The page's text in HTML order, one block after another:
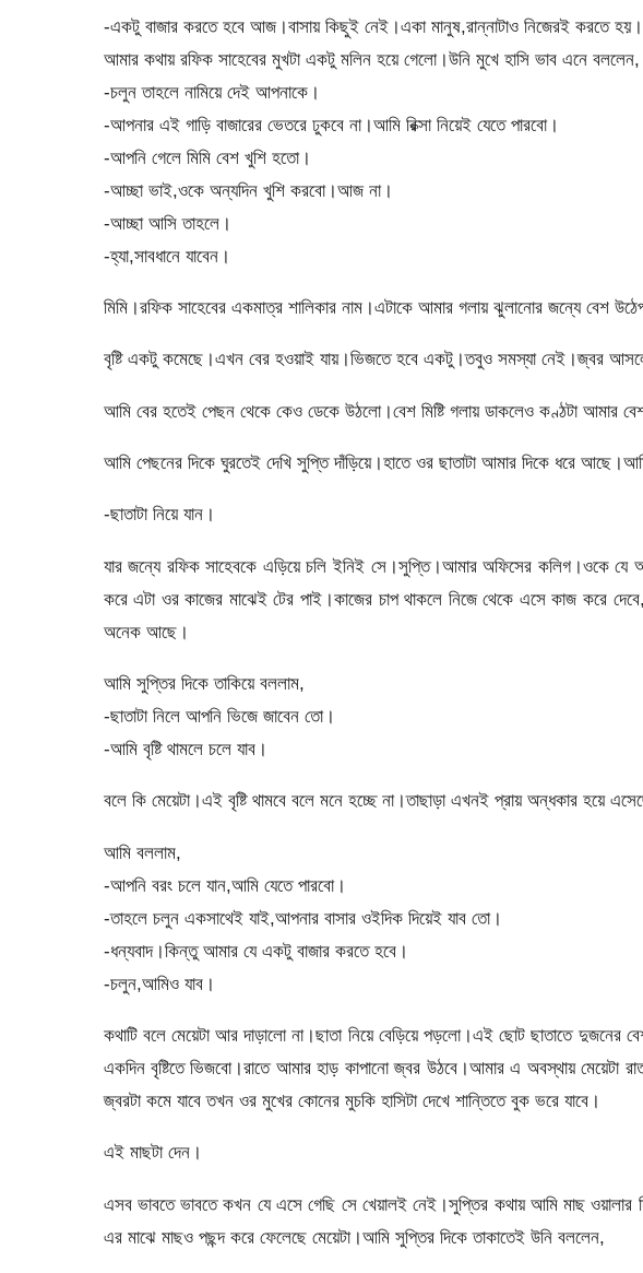
-একটু বাজার করতে হবে আজ।বাসায় কিছুই নেই।একা মানুষ,রান্নাটাও নিজেরই করতে হয়।
আমার কথায় রফিক সাহেবের মুখটা একটু মলিন হয়ে গেলো।উনি মুখে হাসি ভাব এনে বললেন,
-চলুন তাহলে নামিয়ে দেই আপনাকে।
-আপনার এই গাড়ি বাজারের ভেতরে ঢুকবে না।আমি রিক্সা নিয়েই যেতে পারবো।
-আপনি গেলে মিমি বেশ খুশি হতো।
-আচ্ছা ভাই,ওকে অন্যদিন খুশি করবো।আজ না।
-আচ্ছা আসি তাহলে।
-হ্যা,সাবধানে যাবেন।
মিমি।রফিক সাহেবের একমাত্র শালিকার নাম।এটাকে আমার গলায় ঝুলানোর জন্যে বেশ
বৃষ্টি একটু কমেছে।এখন বের হওয়াই যায়।ভিজতে হবে একটু।তবুও সমস্যা নেই।জ্বর
আমি বের হতেই পেছন থেকে কেও ডেকে উঠলো।বেশ মিষ্টি গলায় ডাকলেও কণ্ঠটা আমার
আমি পেছনের দিকে ঘুরতেই দেখি সুপ্তি দাঁড়িয়ে।হাতে ওর ছাতাটা আমার দিকে ধরে
-ছাতাটা নিয়ে যান।
যার জন্যে রফিক সাহেবকে এড়িয়ে চলি ইনিই সে।সুপ্তি।আমার অফিসের কলিগ।ওকে যে
করে এটা ওর কাজের মাঝেই টের পাই।কাজের চাপ থাকলে নিজে থেকে এসে কাজ করে
অনেক আছে।
আমি সুপ্তির দিকে তাকিয়ে বললাম,
-ছাতাটা নিলে আপনি ভিজে জাবেন তো।
-আমি বৃষ্টি থামলে চলে যাব।
বলে কি মেয়েটা।এই বৃষ্টি থামবে বলে মনে হচ্ছে না।তাছাড়া এখনই প্রায় অন্ধকার হয়ে
আমি বললাম,
-আপনি বরং চলে যান,আমি যেতে পারবো।
-তাহলে চলুন একসাথেই যাই,আপনার বাসার ওইদিক দিয়েই যাব তো।
-ধন্যবাদ।কিন্তু আমার যে একটু বাজার করতে হবে।
-চলুন,আমিও যাব।
কথাটি বলে মেয়েটা আর দাড়ালো না।ছাতা নিয়ে বেড়িয়ে পড়লো।এই ছোট ছাতাতে দুজনের
একদিন বৃষ্টিতে ভিজবো।রাতে আমার হাড় কাপানো জ্বর উঠবে।আমার এ অবস্থায় মেয়েটা
জ্বরটা কমে যাবে তখন ওর মুখের কোনের মুচকি হাসিটা দেখে শান্তিতে বুক ভরে যাবে।
এই মাছটা দেন।
এসব ভাবতে ভাবতে কখন যে এসে গেছি সে খেয়ালই নেই।সুপ্তির কথায় আমি মাছ ওয়ালার
এর মাঝে মাছও পছন্দ করে ফেলেছে মেয়েটা।আমি সুপ্তির দিকে তাকাতেই উনি বললেন,